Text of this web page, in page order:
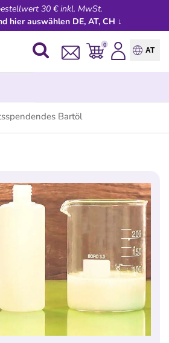
30 € inkl. MwSt.
hier auswählen DE, AT, CH ↓
0
AT
Bartöl